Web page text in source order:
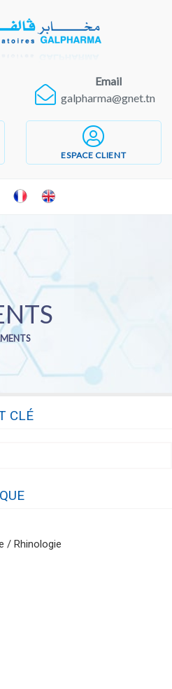
Email
galpharma@gnet.tn
ESPACE CLIENT
CLÉ
/ Rhinologie